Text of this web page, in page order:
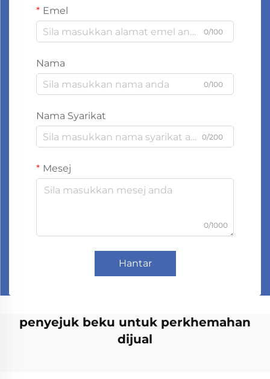
Emel
0/100
Nama
0/100
Nama Syarikat
0/200
Mesej
0/1000
Hantar
penyejuk beku untuk perkhemahan
dijual